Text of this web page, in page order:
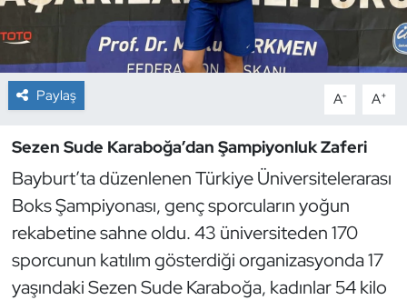
Paylaş A- A+
Sezen Sude Karaboğa’dan Şampiyonluk Zaferi
Bayburt’ta düzenlenen Türkiye Üniversitelerarası
Boks Şampiyonası, genç sporcuların yoğun
rekabetine sahne oldu. 43 üniversiteden 170
sporcunun katılım gösterdiği organizasyonda 17
yaşındaki Sezen Sude Karaboğa, kadınlar 54 kilo
Curling
Dağcılık
Dövüş Sanatı
E-Spor
Eskrim